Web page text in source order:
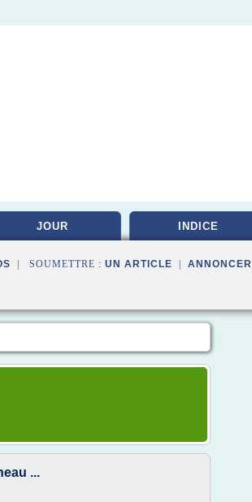
JOUR INDICE
| SOUMETTRE : UN ARTICLE ANNONCER
...